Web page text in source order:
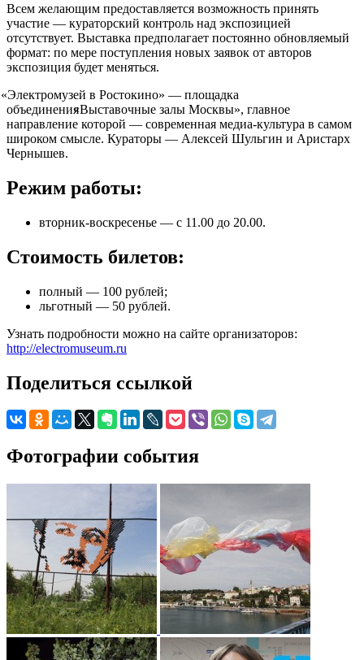
Всем желающим предоставляется возможность принять
участие — кураторский контроль над экспозицией
отсутствует. Выставка предполагает постоянно обновляемый
формат: по мере поступления новых заявок от авторов
экспозиция будет меняться.
«Электромузей в Ростокино» — площадка
объединения
«Выставочные залы Москвы», главное
направление которой — современная медиа-культура в самом
широком смысле. Кураторы — Алексей Шульгин и Аристарх
Чернышев.
Режим работы:
вторник-воскресенье — с 11.00 до 20.00.
Стоимость билетов:
полный — 100 рублей;
льготный — 50 рублей.
Узнать подробности можно на сайте организаторов:
http://electromuseum.ru
Поделиться ссылкой
Фотографии события